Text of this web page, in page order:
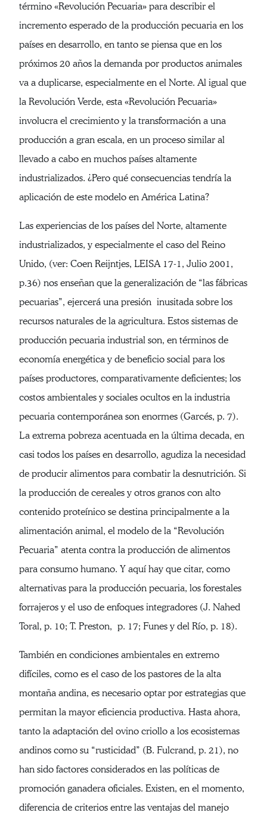
término «Revolución Pecuaria» para describir el
incremento esperado de la producción pecuaria en los
países en desarrollo, en tanto se piensa que en los
próximos 20 años la demanda por productos animales
va a duplicarse, especialmente en el Norte. Al igual que
la Revolución Verde, esta «Revolución Pecuaria»
involucra el crecimiento y la transformación a una
producción a gran escala, en un proceso similar al
llevado a cabo en muchos países altamente
industrializados. ¿Pero qué consecuencias tendría la
aplicación de este modelo en América Latina?
Las experiencias de los países del Norte, altamente
industrializados, y especialmente el caso del Reino
Unido, (ver: Coen Reijntjes, LEISA 17-1, Julio 2001,
p.36) nos enseñan que la generalización de “las fábricas
pecuarias”, ejercerá una presión inusitada sobre los
recursos naturales de la agricultura. Estos sistemas de
producción pecuaria industrial son, en términos de
economía energética y de beneficio social para los
países productores, comparativamente deficientes; los
costos ambientales y sociales ocultos en la industria
pecuaria contemporánea son enormes (Garcés, p. 7).
La extrema pobreza acentuada en la última decada, en
casi todos los países en desarrollo, agudiza la necesidad
de producir alimentos para combatir la desnutrición. Si
la producción de cereales y otros granos con alto
contenido proteínico se destina principalmente a la
alimentación animal, el modelo de la “Revolución
Pecuaria” atenta contra la producción de alimentos
para consumo humano. Y aquí hay que citar, como
alternativas para la producción pecuaria, los forestales
forrajeros y el uso de enfoques integradores (J. Nahed
Toral, p. 10; T. Preston, p. 17; Funes y del Río, p. 18).
También en condiciones ambientales en extremo
difíciles, como es el caso de los pastores de la alta
montaña andina, es necesario optar por estrategias que
permitan la mayor eficiencia productiva. Hasta ahora,
tanto la adaptación del ovino criollo a los ecosistemas
andinos como su “rusticidad” (B. Fulcrand, p. 21), no
han sido factores considerados en las políticas de
promoción ganadera oficiales. Existen, en el momento,
diferencia de criterios entre las ventajas del manejo